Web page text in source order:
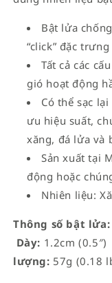
Bật lửa
“click” đặc
Tất cả các
gió hoạt động
Có thể sạc
ưu hiệu suất,
xăng, đá lửa và
Sản xuất tại
động hoặc
Nhiên liệu:
Thông số bật lửa:
Dày: 1.2cm (0.5″)
lượng: 57g (0.18